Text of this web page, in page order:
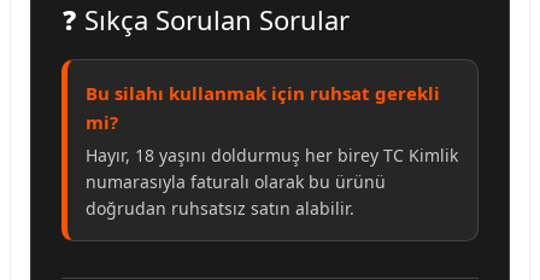
❓ Sıkça Sorulan Sorular
Bu silahı kullanmak için ruhsat gerekli
mi?
Hayır, 18 yaşını doldurmuş her birey TC Kimlik
numarasıyla faturalı olarak bu ürünü
doğrudan ruhsatsız satın alabilir.